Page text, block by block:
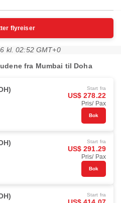
flyreiser
kl. 02:52 GMT+0
fra Mumbai til Doha
Start fra
US$ 278.22
Pris/ Pax
Bok
Start fra
US$ 291.29
Pris/ Pax
Bok
Start fra